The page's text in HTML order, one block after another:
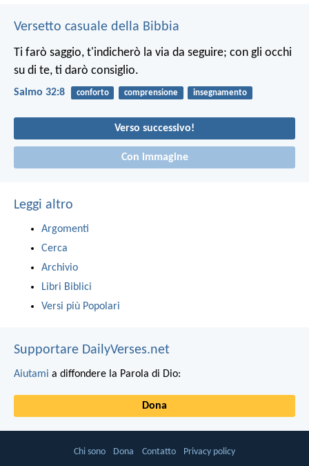
Versetto casuale della Bibbia
Ti farò saggio, t'indicherò la via da seguire; con gli occhi
su di te, ti darò consiglio.
Salmo 32:8 conforto comprensione insegnamento
Verso successivo!
Con immagine
Leggi altro
Argomenti
Cerca
Archivio
Libri Biblici
Versi più Popolari
Supportare DailyVerses.net
Aiutami a diffondere la Parola di Dio:
Dona
Chi sono Dona Contatto Privacy policy